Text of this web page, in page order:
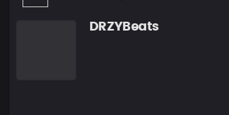
DRZYBeats